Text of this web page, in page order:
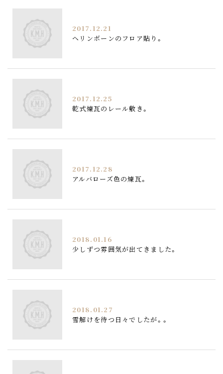
2017.12.21
ヘリンボーンのフロア貼り。
2017.12.25
乾式煉瓦のレール敷き。
2017.12.28
アルバローズ色の煉瓦。
2018.01.16
少しずつ雰囲気が出てきました。
2018.01.27
雪解けを待つ日々でしたが。。